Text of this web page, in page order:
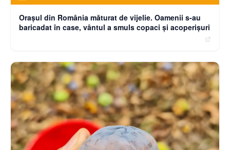
Oraşul din România măturat de vijelie. Oamenii s-au
baricadat în case, vântul a smuls copaci şi acoperişuri